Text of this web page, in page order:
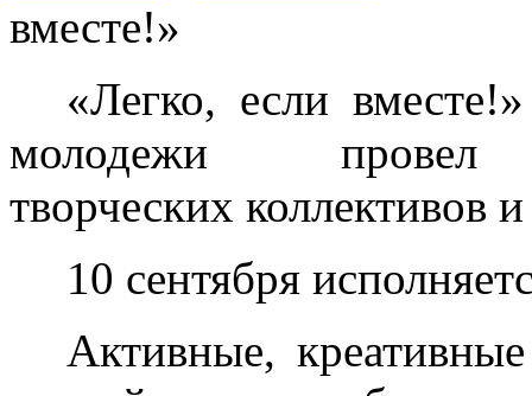
вместе!»
«Легко, если
молодежи провел
творческих коллективов
10 сентября
Активные,